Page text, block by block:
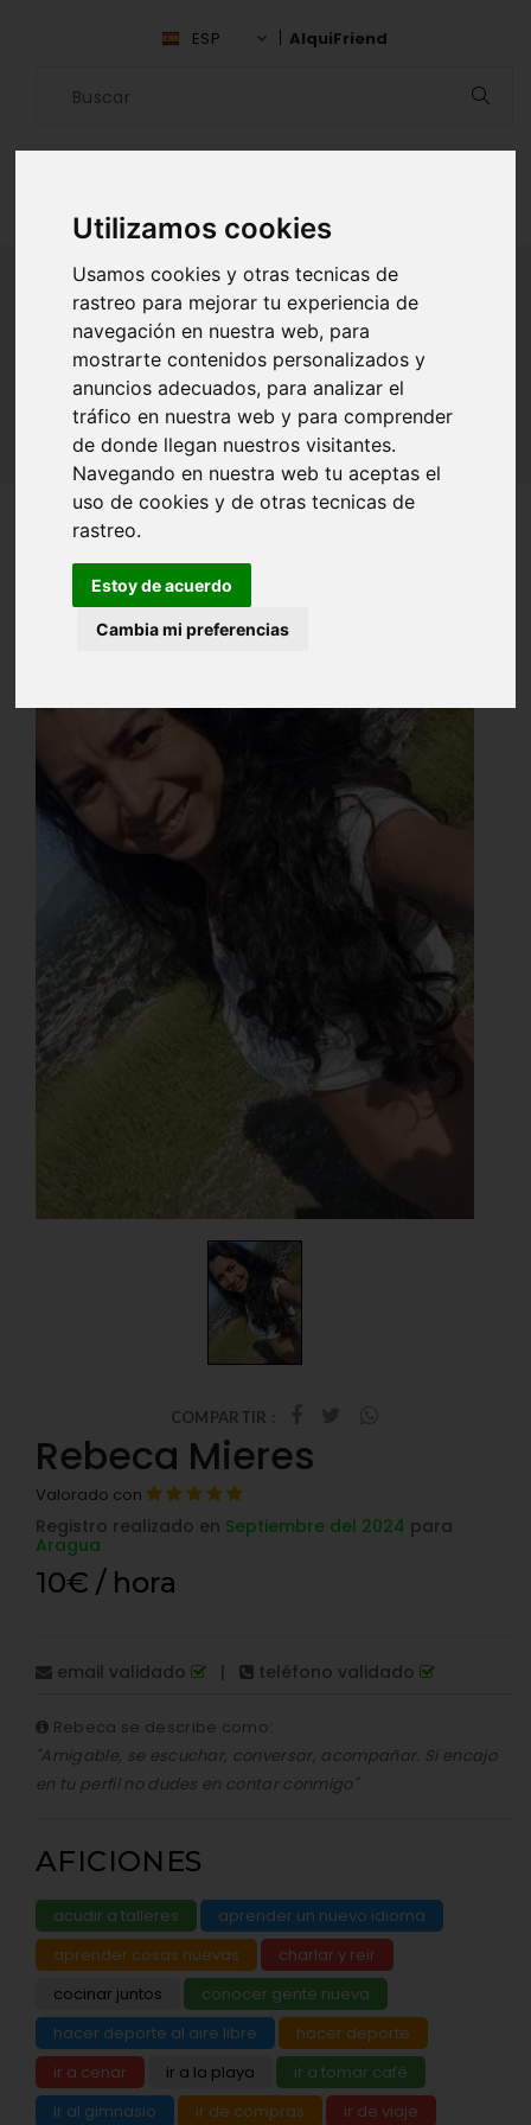
Utilizamos cookies
Usamos cookies y otras tecnicas de
rastreo para mejorar tu experiencia de
navegación en nuestra web, para
mostrarte contenidos personalizados y
anuncios adecuados, para analizar el
tráfico en nuestra web y para comprender
de donde llegan nuestros visitantes.
Navegando en nuestra web tu aceptas el
uso de cookies y de otras tecnicas de
rastreo.
Estoy de acuerdo
Cambia mi preferencias
ESP AlquiFriend
ALQUILAR AMIGO
Inicio Amigos Aragua Rebeca Mieres
COMPARTIR :
Rebeca Mieres
Valorado con
Registro realizado en Septiembre del 2024 para
Aragua
10€ / hora
email validado | teléfono validado
Rebeca se describe como:
"Amigable, se escuchar, conversar, acompañar. Si encajo
en tu perfil no dudes en contar conmigo"
AFICIONES
acudir a talleres
aprender un nuevo idioma
aprender cosas nuevas
charlar y reir
cocinar juntos
conocer gente nueva
hacer deporte al aire libre
hacer deporte
ir a cenar
ir a la playa
ir a tomar café
ir al gimnasio
ir de compras ir de viaje